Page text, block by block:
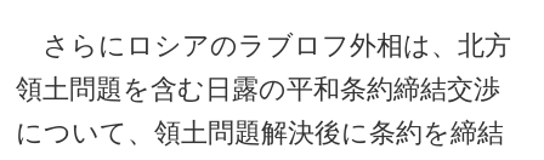
さらにロシアのラブロフ外相は、北方
領土問題を含む日露の平和条約締結交渉
について、領土問題解決後に条約を締結